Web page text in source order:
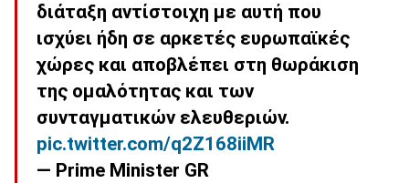
διάταξη αντίστοιχη με αυτή που
ισχύει ήδη σε αρκετές ευρωπαϊκές
χώρες και αποβλέπει στη θωράκιση
της ομαλότητας και των
συνταγματικών ελευθεριών.
pic.twitter.com/q2Z168iiMR
— Prime Minister GR